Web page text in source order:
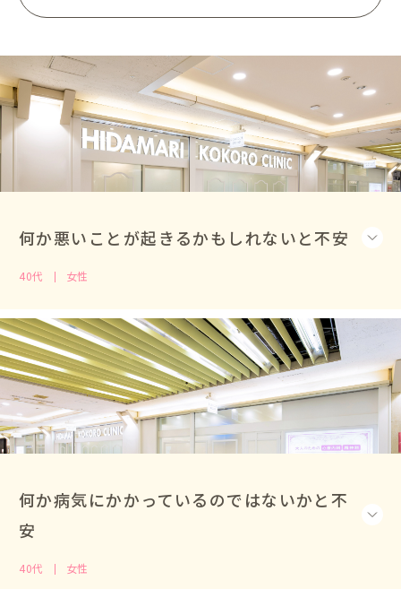
何か悪いことが起きるかもしれないと不安
40代 女性
何か病気にかかっているのではないかと不
安
40代 女性